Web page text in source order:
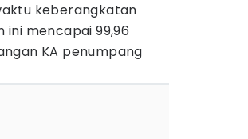
keberangkatan
ini mencapai 99,96
KA penumpang